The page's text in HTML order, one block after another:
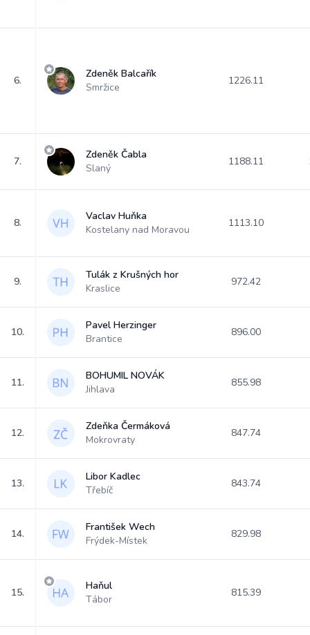
6.
Zdeněk Balcařík
Smržice
1226.11
7.
Zdeněk Čabla
Slaný
1188.11
8.
Vaclav Huňka
Kostelany nad Moravou
1113.10
9.
Tulák z Krušných hor
Kraslice
972.42
10.
Pavel Herzinger
Brantice
896.00
11.
BOHUMIL NOVÁK
Jihlava
855.98
12.
Zdeňka Čermáková
Mokrovraty
847.74
13.
Libor Kadlec
Třebíč
843.74
14.
František Wech
Frýdek-Místek
829.98
15.
Haňul
Tábor
815.39